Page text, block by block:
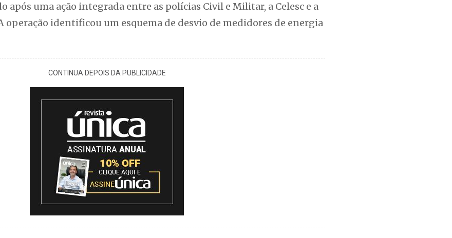
uma ação integrada entre as polícias Civil e Militar, a Celesc e a
operação identificou um esquema de desvio de medidores de energia
CONTINUA DEPOIS DA PUBLICIDADE